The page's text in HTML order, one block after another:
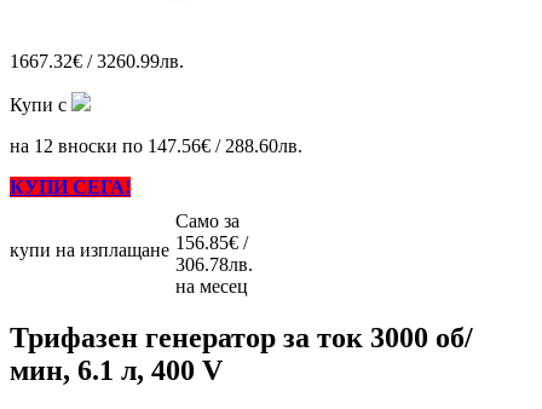
1667.32€ / 3260.99лв.
Купи с
на 12 вноски по 147.56€ / 288.60лв.
КУПИ СЕГА!
купи на изплащане
Само за
156.85€ /
306.78лв.
на месец
Трифазен генератор за ток 3000 об/
мин, 6.1 л, 400 V